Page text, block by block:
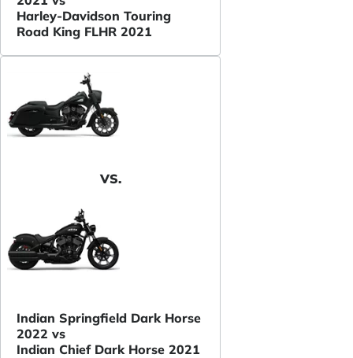
Harley-Davidson Touring
Road King FLHR 2021
VS.
Indian Springfield Dark Horse
2022 vs
Indian Chief Dark Horse 2021